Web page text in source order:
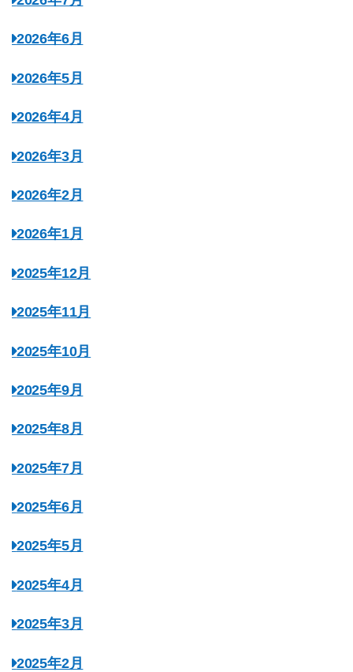
2026年6月
2026年5月
2026年4月
2026年3月
2026年2月
2026年1月
2025年12月
2025年11月
2025年10月
2025年9月
2025年8月
2025年7月
2025年6月
2025年5月
2025年4月
2025年3月
2025年2月